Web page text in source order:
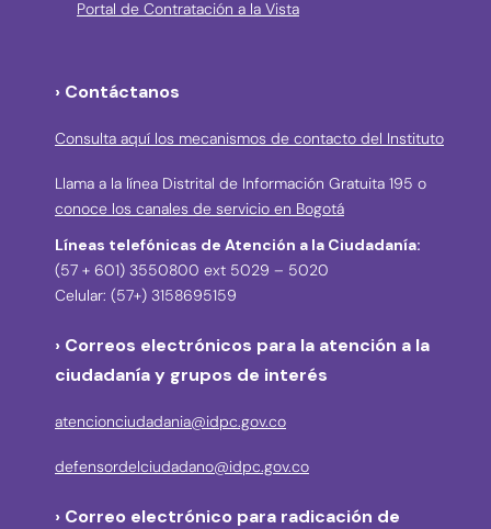
Portal de Contratación a la Vista
› Contáctanos
Consulta aquí los mecanismos de contacto del Instituto
Llama a la línea Distrital de Información Gratuita 195 o
conoce los canales de servicio en Bogotá
Líneas telefónicas de Atención a la Ciudadanía:
(57 + 601) 3550800 ext 5029 – 5020
Celular: (57+) 3158695159
› Correos electrónicos para la atención a la
ciudadanía y grupos de interés
atencionciudadania@idpc.gov.co
defensordelciudadano@idpc.gov.co
› Correo electrónico para radicación de